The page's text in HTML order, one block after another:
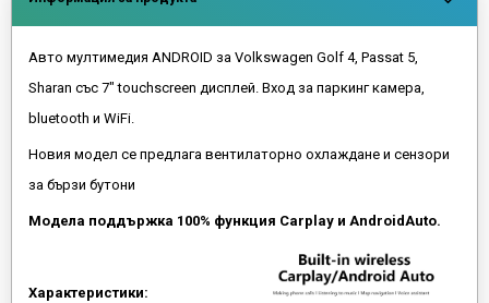
Авто мултимедия ANDROID за Volkswagen Golf 4, Passat 5,
Sharan със 7" touchscreen дисплей. Вход за паркинг камера,
bluetooth и WiFi.
Новия модел се предлага вентилаторно охлаждане и сензори
за бързи бутони
Модела поддържка 100% функция Carplay и AndroidAuto.
Характеристики: